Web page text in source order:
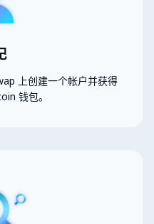
上创建一个帐户并获得
钱包。